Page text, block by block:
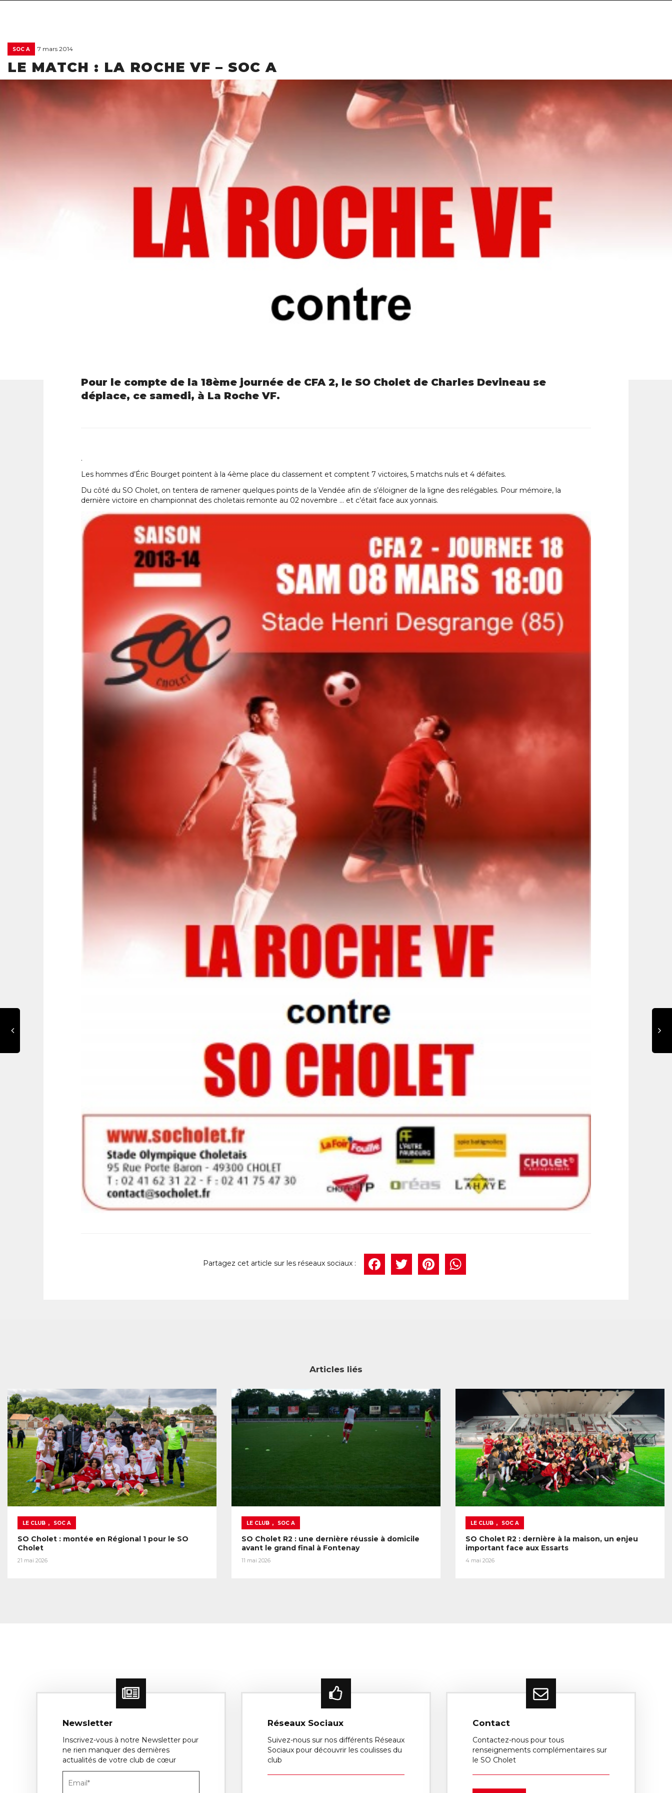
SOC A 7 mars 2014
LE MATCH : LA ROCHE VF – SOC A
Pour le compte de la 18ème journée de CFA 2, le SO Cholet de Charles Devineau se
déplace, ce samedi, à La Roche VF.
.
Les hommes d’Éric Bourget pointent à la 4ème place du classement et comptent 7 victoires, 5 matchs nuls et 4 défaites.
Du côté du SO Cholet, on tentera de ramener quelques points de la Vendée afin de s’éloigner de la ligne des relégables. Pour mémoire, la
dernière victoire en championnat des choletais remonte au 02 novembre … et c’était face aux yonnais.
Facebook
TwitterPinterest
Articles liés
LE CLUB , SOC A
SO Cholet : montée en Régional 1 pour le SO
Cholet
21 mai 2026
LE CLUB , SOC A
SO Cholet R2 : une dernière réussie à domicile
avant le grand final à Fontenay
11 mai 2026
LE CLUB , SOC A
SO Cholet R2 : dernière à la maison, un enjeu
important face aux Essarts
4 mai 2026
Newsletter
Inscrivez-vous à notre Newsletter pour
ne rien manquer des dernières
actualités de votre club de cœur
Réseaux Sociaux
Suivez-nous sur nos différents Réseaux
Sociaux pour découvrir les coulisses du
club
Contact
Contactez-nous pour tous
renseignements complémentaires sur
le SO Cholet